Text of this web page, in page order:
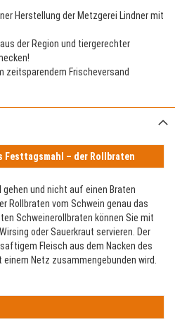
Herstellung der Metzgerei Lindner mit
der Region und tiergerechter
zeitsparendem Frischeversand
Festtagsmahl – der Rollbraten
und nicht auf einen Braten
Rollbraten vom Schwein genau das
Schweinerollbraten können Sie mit
oder Sauerkraut servieren. Der
Fleisch aus dem Nacken des
Netz zusammengebunden wird.